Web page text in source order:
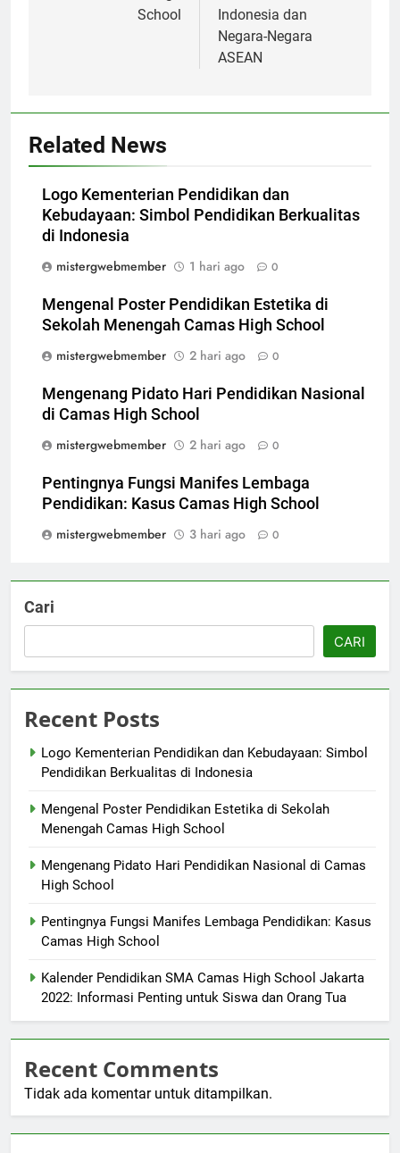
School
Indonesia dan
Negara-Negara
ASEAN
Related News
Logo Kementerian Pendidikan dan
Kebudayaan: Simbol Pendidikan Berkualitas
di Indonesia
mistergwebmember
1 hari ago 0
Mengenal Poster Pendidikan Estetika di
Sekolah Menengah Camas High School
mistergwebmember
2 hari ago 0
Mengenang Pidato Hari Pendidikan Nasional
di Camas High School
mistergwebmember
2 hari ago 0
Pentingnya Fungsi Manifes Lembaga
Pendidikan: Kasus Camas High School
mistergwebmember
3 hari ago 0
Cari
CARI
Recent Posts
Logo Kementerian Pendidikan dan Kebudayaan: Simbol
Pendidikan Berkualitas di Indonesia
Mengenal Poster Pendidikan Estetika di Sekolah
Menengah Camas High School
Mengenang Pidato Hari Pendidikan Nasional di Camas
High School
Pentingnya Fungsi Manifes Lembaga Pendidikan: Kasus
Camas High School
Kalender Pendidikan SMA Camas High School Jakarta
2022: Informasi Penting untuk Siswa dan Orang Tua
Recent Comments
Tidak ada komentar untuk ditampilkan.